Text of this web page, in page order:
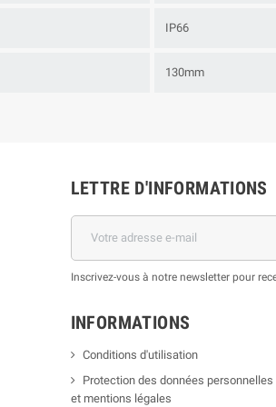
IP66
130mm
LETTRE D'INFORMATIONS
Inscrivez-vous à notre newsletter pour
INFORMATIONS
Conditions d'utilisation
Protection des données personnelles
et mentions légales